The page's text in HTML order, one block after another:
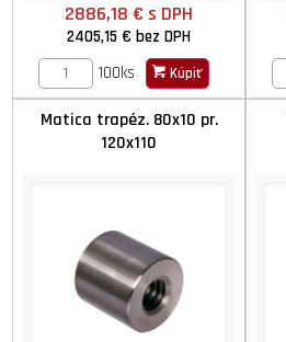
2886,18 €s DPH
2405,15 €bez DPH
100ks
Kúpiť
Matica trapéz. 80x10 pr.
120x110